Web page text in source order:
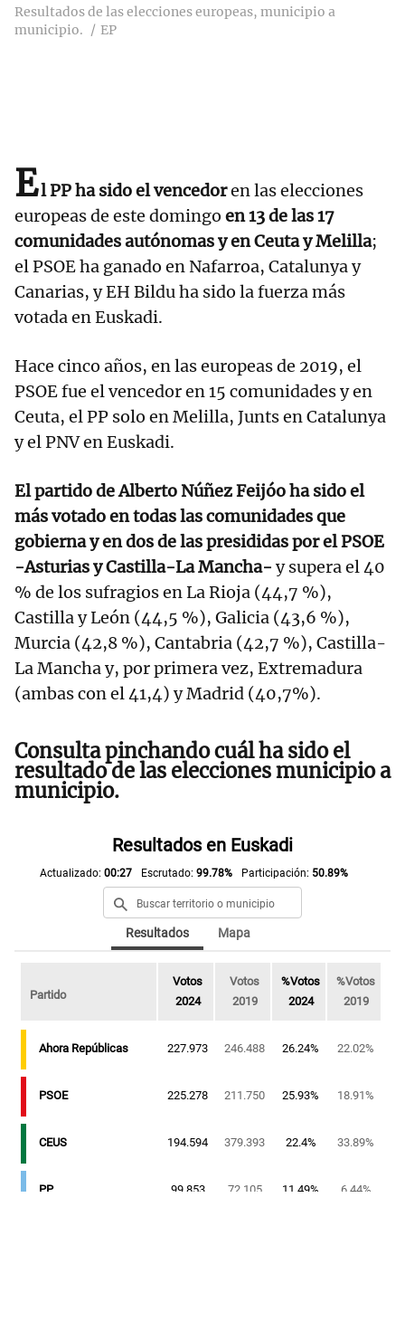
Resultados de las elecciones europeas, municipio a
municipio.
EP
El PP ha sido el vencedoren las elecciones
europeas de este domingo en 13 de las 17
comunidades autónomas y en Ceuta y Melilla;
el PSOE ha ganado en Nafarroa, Catalunya y
Canarias, y EH Bildu ha sido la fuerza más
votada en Euskadi.
Hace cinco años, en las europeas de 2019, el
PSOE fue el vencedor en 15 comunidades y en
Ceuta, el PP solo en Melilla, Junts en Catalunya
y el PNV en Euskadi.
El partido de Alberto Núñez Feijóo ha sido el
más votado en todas las comunidades que
gobierna y en dos de las presididas por el PSOE
-Asturias y Castilla-La Mancha- y supera el 40
% de los sufragios en La Rioja (44,7 %),
Castilla y León (44,5 %), Galicia (43,6 %),
Murcia (42,8 %), Cantabria (42,7 %), Castilla-
La Mancha y, por primera vez, Extremadura
(ambas con el 41,4) y Madrid (40,7%).
Consulta pinchando cuál ha sido el
resultado de las elecciones municipio a
municipio.